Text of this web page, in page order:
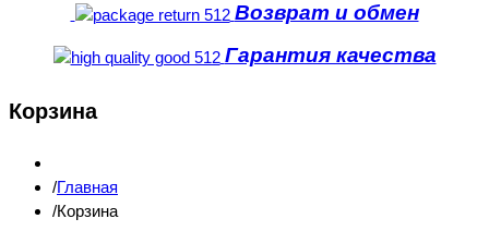
Возврат и обмен
Гарантия качества
Корзина
Главная
Корзина